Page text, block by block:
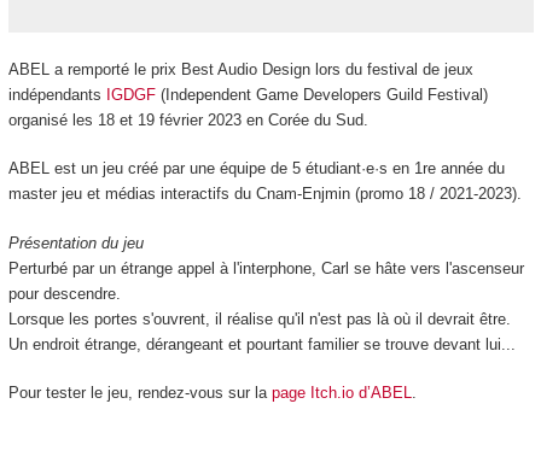
ABEL a remporté le prix Best Audio Design lors du festival de jeux
indépendants IGDGF(Independent Game Developers Guild Festival)
organisé les 18 et 19 février 2023 en Corée du Sud.
ABEL est un jeu créé par une équipe de 5 étudiant·e·s en 1reannée du
master jeu et médias interactifs du Cnam-Enjmin (promo 18 / 2021-2023).
Présentation du jeu
Perturbé par un étrange appel à l'interphone, Carl se hâte vers l'ascenseur
pour descendre.
Lorsque les portes s'ouvrent, il réalise qu'il n'est pas là où il devrait être.
Un endroit étrange, dérangeant et pourtant familier se trouve devant lui...
Pour tester le jeu, rendez-vous sur la page Itch.io d’ABEL.